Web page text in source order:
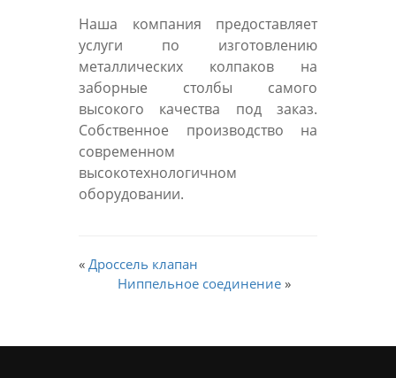
Наша компания предоставляет
услуги по изготовлению
металлических колпаков на
заборные столбы самого
высокого качества под заказ.
Собственное производство на
современном
высокотехнологичном
оборудовании.
« Дроссель клапан
Ниппельное соединение »